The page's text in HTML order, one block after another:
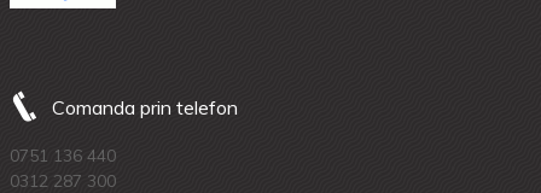
Comanda prin telefon
0751 136 440
0312 287 300